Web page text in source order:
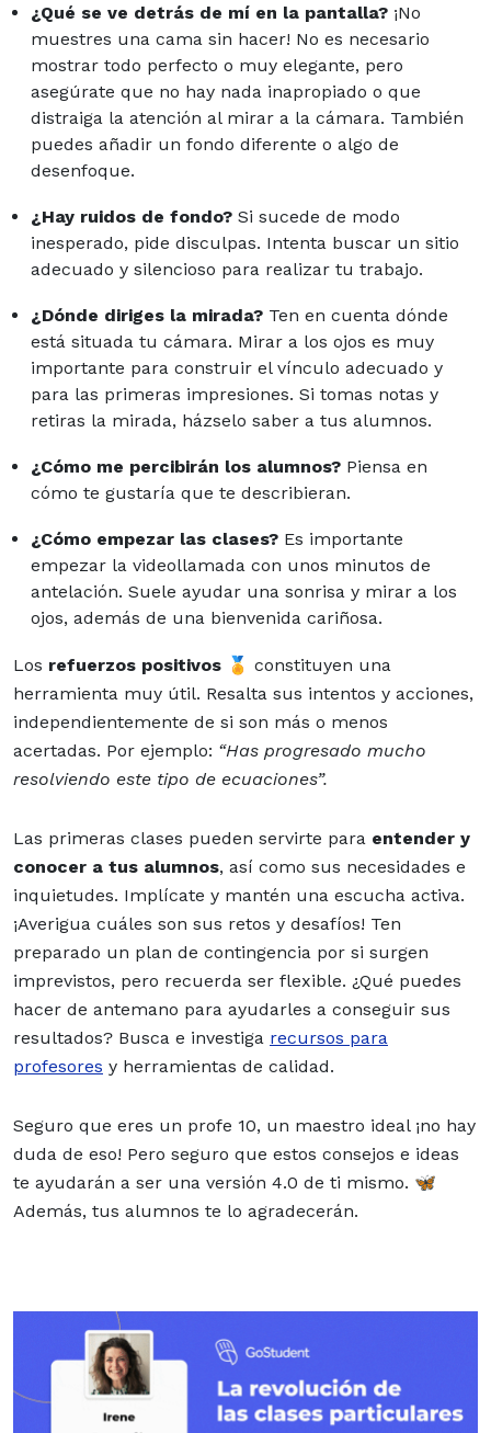
¿Qué se ve detrás de mí en la pantalla? ¡No
muestres una cama sin hacer! No es necesario
mostrar todo perfecto o muy elegante, pero
asegúrate que no hay nada inapropiado o que
distraiga la atención al mirar a la cámara. También
puedes añadir un fondo diferente o algo de
desenfoque.
¿Hay ruidos de fondo? Si sucede de modo
inesperado, pide disculpas. Intenta buscar un sitio
adecuado y silencioso para realizar tu trabajo.
¿Dónde diriges la mirada? Ten en cuenta dónde
está situada tu cámara. Mirar a los ojos es muy
importante para construir el vínculo adecuado y
para las primeras impresiones. Si tomas notas y
retiras la mirada, házselo saber a tus alumnos.
¿Cómo me percibirán los alumnos? Piensa en
cómo te gustaría que te describieran.
¿Cómo empezar las clases? Es importante
empezar la videollamada con unos minutos de
antelación. Suele ayudar una sonrisa y mirar a los
ojos, además de una bienvenida cariñosa.
Los refuerzos positivos 🏅 constituyen una
herramienta muy útil. Resalta sus intentos y acciones,
independientemente de si son más o menos
acertadas. Por ejemplo: “Has progresado mucho
resolviendo este tipo de ecuaciones”.
Las primeras clases pueden servirte para entender y
conocer a tus alumnos, así como sus necesidades e
inquietudes. Implícate y mantén una escucha activa.
¡Averigua cuáles son sus retos y desafíos! Ten
preparado un plan de contingencia por si surgen
imprevistos, pero recuerda ser flexible. ¿Qué puedes
hacer de antemano para ayudarles a conseguir sus
resultados? Busca e investiga recursos para
profesores y herramientas de calidad.
Seguro que eres un profe 10, un maestro ideal ¡no hay
duda de eso! Pero seguro que estos consejos e ideas
te ayudarán a ser una versión 4.0 de ti mismo. 🦋
Además, tus alumnos te lo agradecerán.